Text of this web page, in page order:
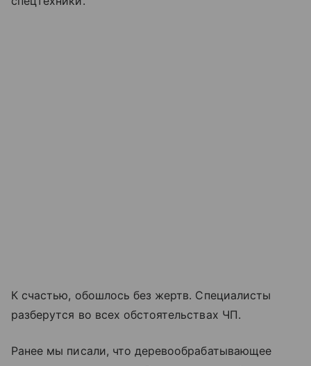
К счастью, обошлось без жертв. Специалисты
разберутся во всех обстоятельствах ЧП.
Ранее мы писали, что деревообрабатывающее